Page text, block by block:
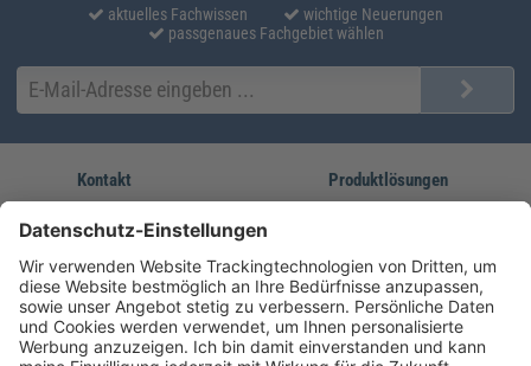
aktuelles Fachwissen
wichtige Neuerungen
passgenaues Fachgebiet wählen
Kontakt
service@forum-verlag.com
Mo-Do 07:30 - 17:00 Uhr
Fr 07:30 - 15:00 Uhr
Produktlösungen
Unsere Marken